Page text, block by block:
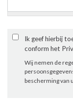
Ik geef hierbij
conform het
Wij nemen de
bescherming van